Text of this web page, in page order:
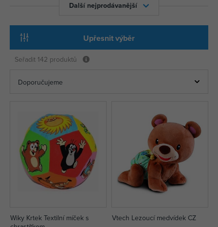
Další nejprodávanější
Upřesnit výběr
Seřadit 142 produktů
Wiky Krtek Textilní míček s
Vtech Lezoucí medvídek CZ